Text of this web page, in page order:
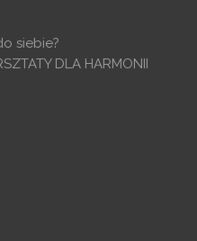
siebie?
DLA HARMONII